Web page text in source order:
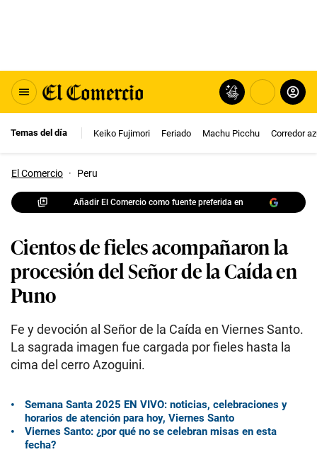
Temas del día Keiko Fujimori Feriado Machu Picchu Corredor
El Comercio · Peru
Añadir El Comercio como fuente preferida en
Cientos de fieles acompañaron la
procesión del Señor de la Caída en
Puno
Fe y devoción al Señor de la Caída en Viernes Santo.
La sagrada imagen fue cargada por fieles hasta la
cima del cerro Azoguini.
Semana Santa 2025 EN VIVO: noticias, celebraciones y
horarios de atención para hoy, Viernes Santo
Viernes Santo: ¿por qué no se celebran misas en esta
fecha?